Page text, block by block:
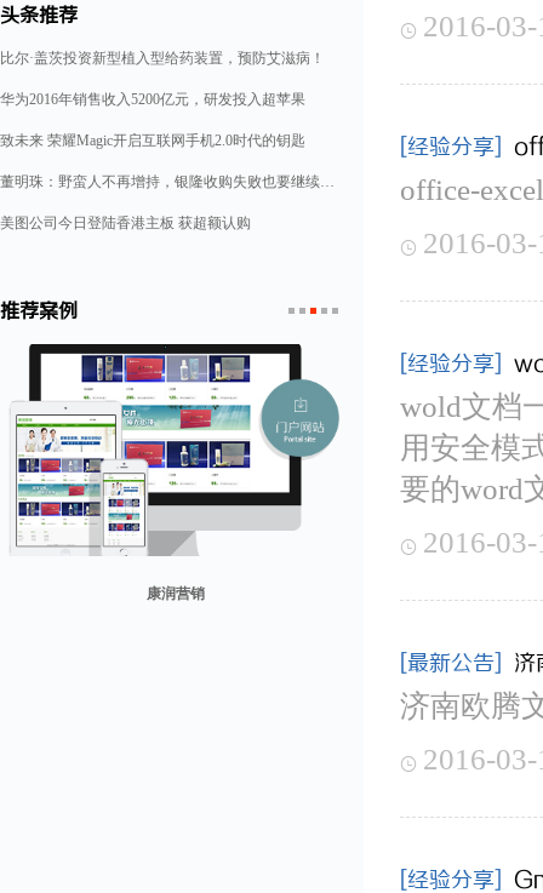
头条推荐
比尔·盖茨投资新型植入型给药装置，预防艾滋病！
华为2016年销售收入5200亿元，研发投入超苹果
致未来 荣耀Magic开启互联网手机2.0时代的钥匙
董明珠：野蛮人不再增持，银隆收购失败也要继续造格力汽车
美图公司今日登陆香港主板 获超额认购
推荐案例
康润营销
1 2
 2016-
[经验分享]
office-
 2016-
[经验分享]
wold文档
用安全模
要的word
 2016-
[最新公告] 济
济南欧腾
 2016-
[经验分享]